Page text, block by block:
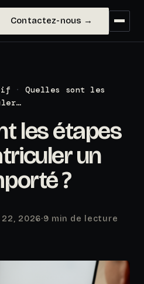
Contactez-nous →
·
Quelles sont les
les étapes
un
?
2026·9 min de lecture